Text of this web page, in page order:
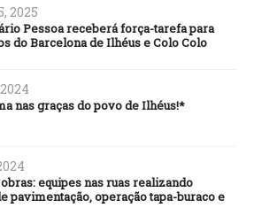
2025
Pessoa receberá força-tarefa para
do Barcelona de Ilhéus e Colo Colo
nas graças do povo de Ilhéus!*
equipes nas ruas realizando
pavimentação, operação tapa-buraco e